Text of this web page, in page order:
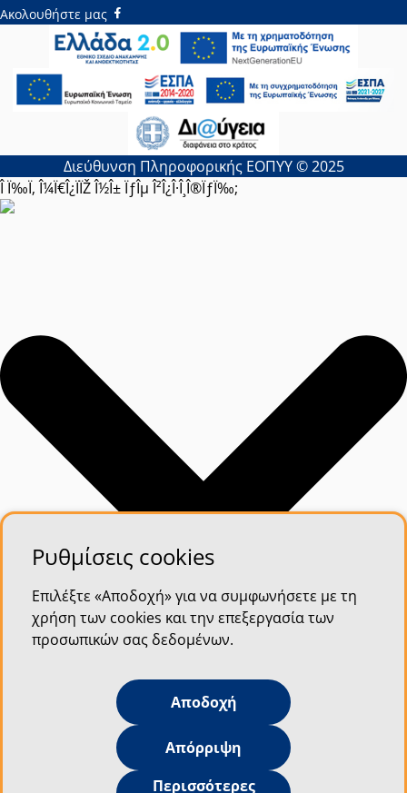
Ακολουθήστε μας
Διεύθυνση Πληροφορικής ΕΟΠΥΥ © 2025
Ρυθμίσεις cookies
Επιλέξτε «Αποδοχή» για να συμφωνήσετε με τη
χρήση των cookies και την επεξεργασία των
προσωπικών σας δεδομένων.
Αποδοχή
Απόρριψη
Περισσότερες
Î Ï‰Ï‚ Î¼Ï€Î¿ÏÏŽ Î½Î± ÏƒÎµ Î²Î¿Î·Î¸Î®ÏƒÏ‰;